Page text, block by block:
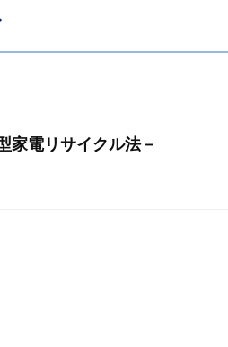
電リサイクル法－